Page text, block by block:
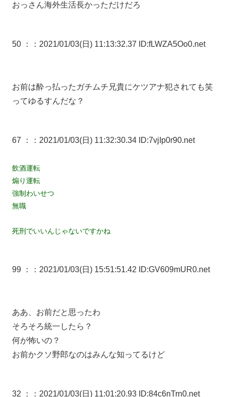
おっさん海外生活長かっただけだろ
50 ： ：2021/01/03(日) 11:13:32.37 ID:fLWZA5Oo0.net
お前は酔っ払ったガチムチ兄貴にケツアナ犯されても笑
ってゆるすんだな？
67 ： ：2021/01/03(日) 11:32:30.34 ID:7vjIp0r90.net
飲酒運転
煽り運転
強制わいせつ
無職
死刑でいいんじゃないですかね
99 ： ：2021/01/03(日) 15:51:51.42 ID:GV609mUR0.net
ああ、お前だと思ったわ
そろそろ統一したら？
何が怖いの？
お前かクソ野郎なのはみんな知ってるけど
32 ： ：2021/01/03(日) 11:01:20.93 ID:84c6nTrn0.net